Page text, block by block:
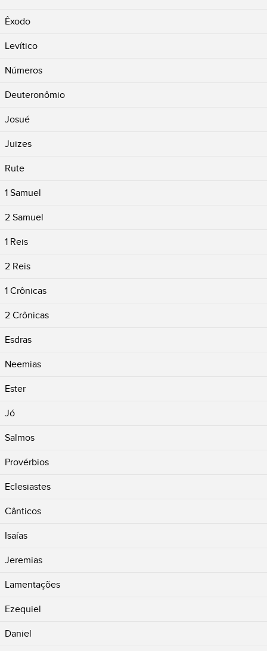
Êxodo
Levítico
Números
Deuteronômio
Josué
Juizes
Rute
1 Samuel
2 Samuel
1 Reis
2 Reis
1 Crônicas
2 Crônicas
Esdras
Neemias
Ester
Jó
Salmos
Provérbios
Eclesiastes
Cânticos
Isaías
Jeremias
Lamentações
Ezequiel
Daniel